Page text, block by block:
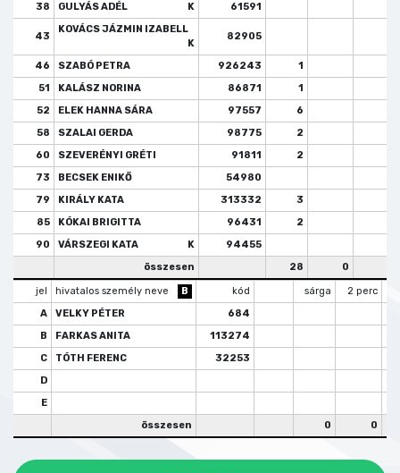
38
GULYÁS ADÉL K 61591
43
KOVÁCS JÁZMIN IZABELL
K
82905
46 SZABÓ PETRA 926243
1
51
KALÁSZ NORINA 86871
1
52
ELEK HANNA SÁRA 97557
6
58
SZALAI GERDA 98775
2
60
SZEVERÉNYI GRÉTI 91811
2
73
BECSEK ENIKŐ
54980
79
KIRÁLY KATA 313332
3
85
KÓKAI BRIGITTA 96431
2
90
VÁRSZEGI KATA K
94455
összesen
28 0
jel hivatalos személy neve B kód sárga 2 perc
A
VELKY PÉTER
684
B
FARKAS ANITA
113274
C
TÓTH FERENC
32253
D
E
összesen
0 0